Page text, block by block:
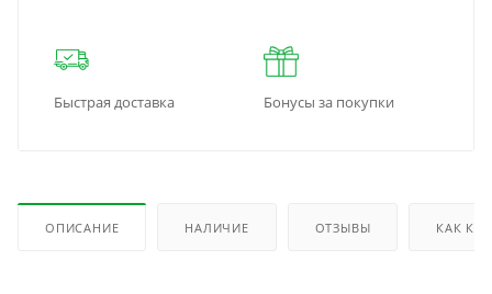
Быстрая доставка Бонусы за покупки
ОПИСАНИЕ НАЛИЧИЕ ОТЗЫВЫ КАК